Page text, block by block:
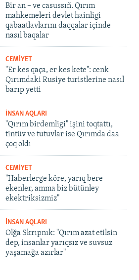
Bir an – ve casussıñ. Qırım
mahkemeleri devlet hainligi
qabaatlavlarını daqqalar içinde
nasıl baqalar
CEMİYET
"Er kes qaça, er kes kete": cenk
Qırımdaki Rusiye turistlerine nasıl
barıp yetti
İNSAN AQLARI
"Qırım birdemligi" işini toqtattı,
tintüv ve tutuvlar ise Qırımda daa
çoq oldı
CEMİYET
"Haberlerge köre, yarıq bere
ekenler, amma biz bütünley
ekektriksizmiz"
İNSAN AQLARI
Olğa Skrıpnık: "Qırım azat etilsin
dep, insanlar yarıqsız ve suvsuz
yaşamağa azırlar"